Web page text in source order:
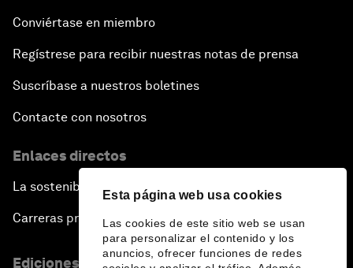
Esta página web usa cookies
Las cookies de este sitio web se usan
para personalizar el contenido y los
anuncios, ofrecer funciones de redes
Conviértase en miembro
Regístrese para recibir nuestras notas de prensa
Suscríbase a nuestros boletines
Contacte con nosotros
Enlaces directos
La sostenibilidad en el Foro
Carreras profesionales
Ediciones en otros idiomas